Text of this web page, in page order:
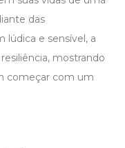
das
lúdica e sensível, a
mostrando
começar com um